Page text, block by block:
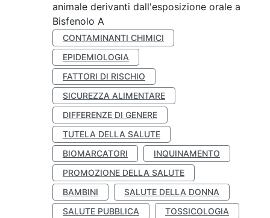
animale derivanti dall'esposizione orale a
Bisfenolo A
CONTAMINANTI CHIMICI
EPIDEMIOLOGIA
FATTORI DI RISCHIO
SICUREZZA ALIMENTARE
DIFFERENZE DI GENERE
TUTELA DELLA SALUTE
BIOMARCATORI
INQUINAMENTO
PROMOZIONE DELLA SALUTE
BAMBINI
SALUTE DELLA DONNA
SALUTE PUBBLICA
TOSSICOLOGIA